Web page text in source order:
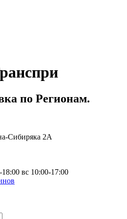
по Регионам.
Сибиряка 2А
вс 10:00-17:00